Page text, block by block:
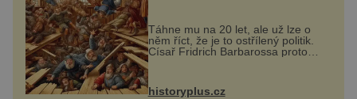
Táhne mu na 20 let, ale už lze o
něm říct, že je to ostřílený politik.
Císař Fridrich Barbarossa proto
posílá svého syna a dědice
prostředníkem při řešení sporu m...
historyplus.cz